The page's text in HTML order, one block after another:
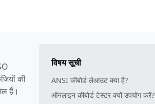
की
हैं।
विषय सूची
ANSI कीबोर्ड लेआउट क्या है?
ऑनलाइन कीबोर्ड टेस्टर क्यों उपयोग करें?